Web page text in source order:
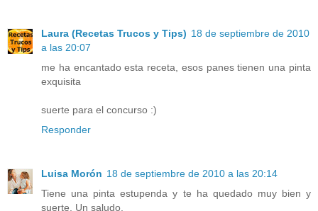
Laura (Recetas Trucos y Tips) 18 de septiembre de 2010
a las 20:07
me ha encantado esta receta, esos panes tienen una pinta
exquisita
suerte para el concurso :)
Responder
Luisa Morón 18 de septiembre de 2010 a las 20:14
Tiene una pinta estupenda y te ha quedado muy bien y
suerte. Un saludo.